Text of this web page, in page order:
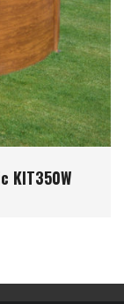
KIT350W